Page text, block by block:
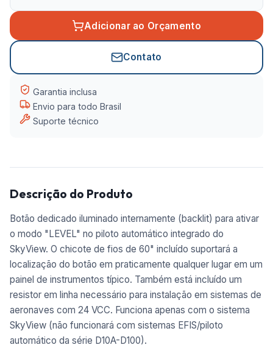
Adicionar ao Orçamento
Contato
Garantia inclusa
Envio para todo Brasil
Suporte técnico
Descrição do Produto
Botão dedicado iluminado internamente (backlit) para ativar
o modo "LEVEL" no piloto automático integrado do
SkyView. O chicote de fios de 60" incluído suportará a
localização do botão em praticamente qualquer lugar em um
painel de instrumentos típico. Também está incluído um
resistor em linha necessário para instalação em sistemas de
aeronaves com 24 VCC. Funciona apenas com o sistema
SkyView (não funcionará com sistemas EFIS/piloto
automático da série D10A-D100).